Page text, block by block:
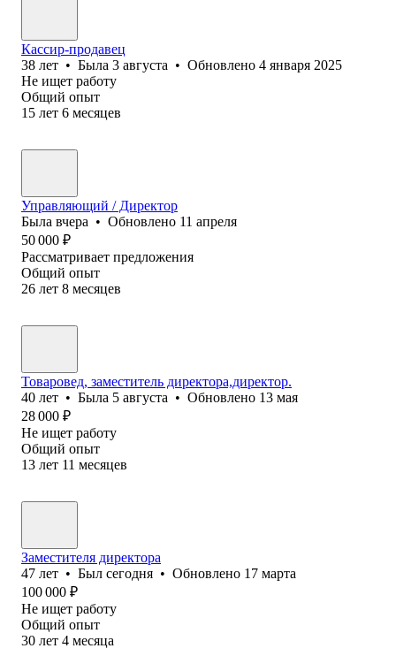
Кассир-продавец
38 лет • Была 3 августа • Обновлено 4 января 2025
Не ищет работу
Общий опыт
15 лет 6 месяцев
Управляющий / Директор
Была вчера • Обновлено 11 апреля
50 000 ₽
Рассматривает предложения
Общий опыт
26 лет 8 месяцев
Товаровед, заместитель директора,директор.
40 лет • Была 5 августа • Обновлено 13 мая
28 000 ₽
Не ищет работу
Общий опыт
13 лет 11 месяцев
Заместителя директора
47 лет • Был сегодня • Обновлено 17 марта
100 000 ₽
Не ищет работу
Общий опыт
30 лет 4 месяца